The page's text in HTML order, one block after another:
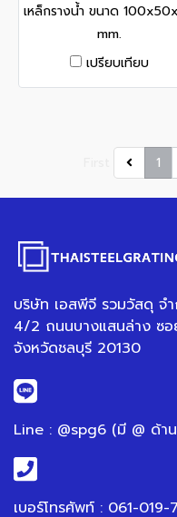
เหล็กรางน้ำ ขนาด
mm.
เปรียบเทียบ
1
บริษัท เอสพีจี รวมวัสดุ จ
4/2 ถนนบางแสนล่าง ซอ
จังหวัดชลบุรี 20130
Line : @spg6 (มี @ ด้า
เบอร์โทรศัพท์ : 061-019-